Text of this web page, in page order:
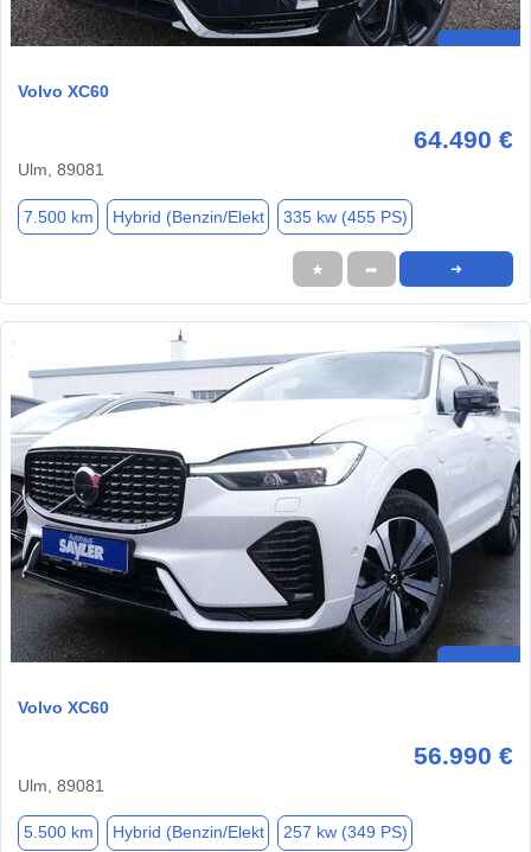
Volvo XC60
64.490 €
Ulm, 89081
7.500 km Hybrid (Benzin/Elekt 335 kw (455 PS)
★ ➦ ➜
Volvo XC60
56.990 €
Ulm, 89081
5.500 km Hybrid (Benzin/Elekt 257 kw (349 PS)